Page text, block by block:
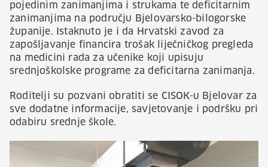
pojedinim zanimanjima i strukama te deficitarnim
zanimanjima na području Bjelovarsko-bilogorske
županije. Istaknuto je i da Hrvatski zavod za
zapošljavanje financira trošak liječničkog pregleda
na medicini rada za učenike koji upisuju
srednjoškolske programe za deficitarna zanimanja.
Roditelji su pozvani obratiti se CISOK-u Bjelovar za
sve dodatne informacije, savjetovanje i podršku pri
odabiru srednje škole.